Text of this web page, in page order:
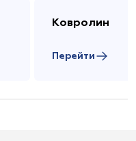
Ковролин
Перейти